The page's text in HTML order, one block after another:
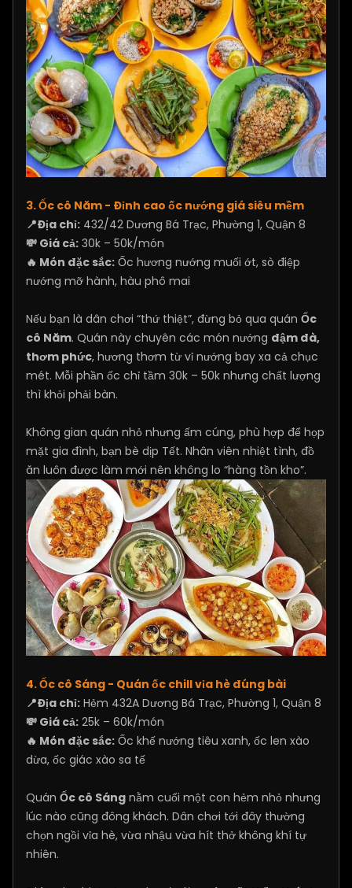
3. Ốc cô Năm - Đỉnh cao ốc nướng giá siêu mềm
📍Địa chỉ: 432/42 Dương Bá Trạc, Phường 1, Quận 8
💸 Giá cả: 30k – 50k/món
🔥 Món đặc sắc: Ốc hương nướng muối ớt, sò điệp
nướng mỡ hành, hàu phô mai
Nếu bạn là dân chơi “thứ thiệt”, đừng bỏ qua quán Ốc
cô Năm. Quán này chuyên các món nướng đậm đà,
thơm phức, hương thơm từ vỉ nướng bay xa cả chục
mét. Mỗi phần ốc chỉ tầm 30k – 50k nhưng chất lượng
thì khỏi phải bàn.
Không gian quán nhỏ nhưng ấm cúng, phù hợp để họp
mặt gia đình, bạn bè dịp Tết. Nhân viên nhiệt tình, đồ
ăn luôn được làm mới nên không lo “hàng tồn kho”.
4. Ốc cô Sáng - Quán ốc chill vỉa hè đúng bài
📍Địa chỉ: Hẻm 432A Dương Bá Trạc, Phường 1, Quận 8
💸 Giá cả: 25k – 60k/món
🔥 Món đặc sắc: Ốc khế nướng tiêu xanh, ốc len xào
dừa, ốc giác xào sa tế
Quán Ốc cô Sáng nằm cuối một con hẻm nhỏ nhưng
lúc nào cũng đông khách. Dân chơi tới đây thường
chọn ngồi vỉa hè, vừa nhậu vừa hít thở không khí tự
nhiên.